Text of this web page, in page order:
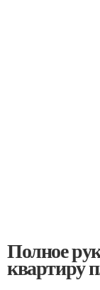
Полное
квартиру